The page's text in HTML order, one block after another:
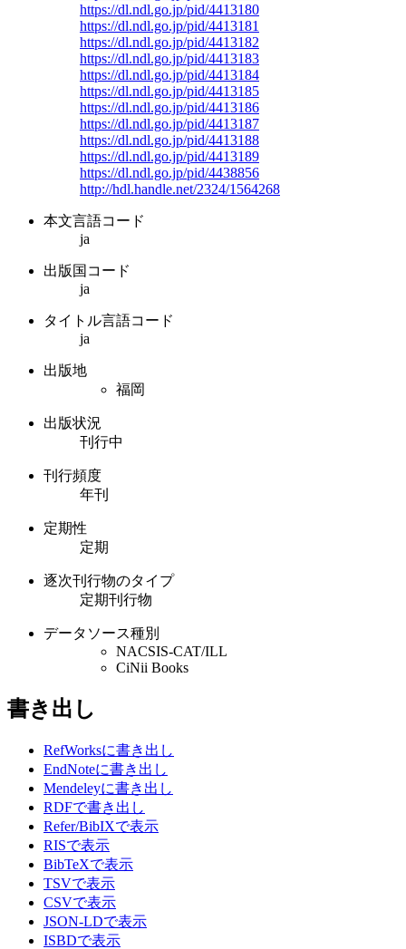
https://dl.ndl.go.jp/pid/4413180
https://dl.ndl.go.jp/pid/4413181
https://dl.ndl.go.jp/pid/4413182
https://dl.ndl.go.jp/pid/4413183
https://dl.ndl.go.jp/pid/4413184
https://dl.ndl.go.jp/pid/4413185
https://dl.ndl.go.jp/pid/4413186
https://dl.ndl.go.jp/pid/4413187
https://dl.ndl.go.jp/pid/4413188
https://dl.ndl.go.jp/pid/4413189
https://dl.ndl.go.jp/pid/4438856
http://hdl.handle.net/2324/1564268
本文言語コード
ja
出版国コード
ja
タイトル言語コード
ja
出版地
福岡
出版状況
刊行中
刊行頻度
年刊
定期性
定期
逐次刊行物のタイプ
定期刊行物
データソース種別
NACSIS-CAT/ILL
CiNii Books
書き出し
RefWorksに書き出し
EndNoteに書き出し
Mendeleyに書き出し
RDFで書き出し
Refer/BibIXで表示
RISで表示
BibTeXで表示
TSVで表示
CSVで表示
JSON-LDで表示
ISBDで表示